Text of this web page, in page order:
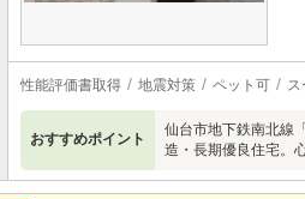
性能評価書取得 地震対策 ペット可 ス
おすすめポイント
仙台市地下鉄南北線
造・長期優良住宅。